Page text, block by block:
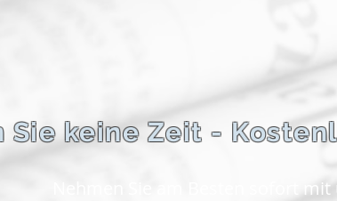
Sie keine Zeit -
Nehmen Sie am Besten sofort mit